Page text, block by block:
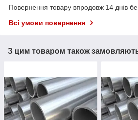
Повернення товару впродовж 14 днів
Всі умови повернення
З цим товаром також